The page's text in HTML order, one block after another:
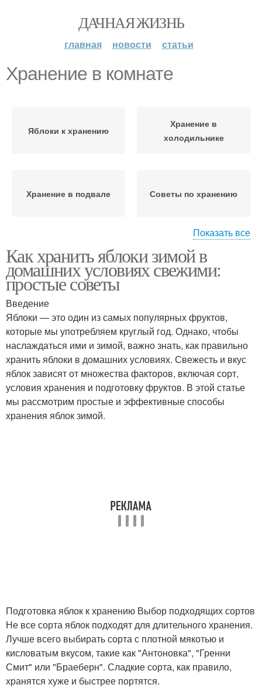
ДАЧНАЯ ЖИЗНЬ
главная новости статьи
Хранение в комнате
Яблоки к хранению
Хранение в
холодильнике
Хранение в подвале Советы по хранению
Условия для хранения
Показать все
Как хранить яблоки зимой в
домашних условиях свежими:
простые советы
Введение
Яблоки — это один из самых популярных фруктов,
которые мы употребляем круглый год. Однако, чтобы
наслаждаться ими и зимой, важно знать, как правильно
хранить яблоки в домашних условиях. Свежесть и вкус
яблок зависят от множества факторов, включая сорт,
условия хранения и подготовку фруктов. В этой статье
мы рассмотрим простые и эффективные способы
хранения яблок зимой.
Подготовка яблок к хранению Выбор подходящих сортов
Не все сорта яблок подходят для длительного хранения.
Лучше всего выбирать сорта с плотной мякотью и
кисловатым вкусом, такие как "Антоновка", "Гренни
Смит" или "Браеберн". Сладкие сорта, как правило,
хранятся хуже и быстрее портятся.